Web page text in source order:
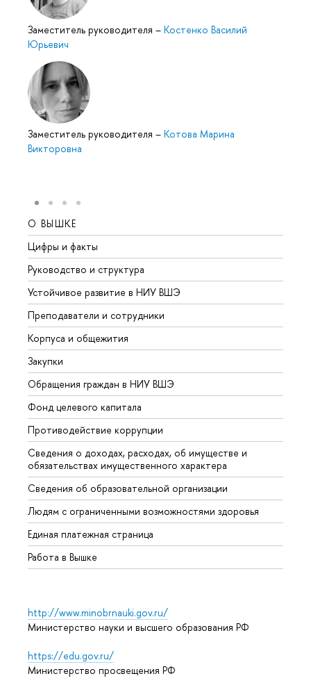
Заместитель руководителя – Костенко Василий
Юрьевич
Заместитель руководителя – Котова Марина
Викторовна
О ВЫШКЕ
Цифры и факты
Руководство и структура
Устойчивое развитие в НИУ ВШЭ
Преподаватели и сотрудники
Корпуса и общежития
Закупки
Обращения граждан в НИУ ВШЭ
Фонд целевого капитала
Противодействие коррупции
Сведения о доходах, расходах, об имуществе и
обязательствах имущественного характера
Сведения об образовательной организации
Людям с ограниченными возможностями здоровья
Единая платежная страница
Работа в Вышке
http://www.minobrnauki.gov.ru/
Министерство науки и высшего образования РФ
https://edu.gov.ru/
Министерство просвещения РФ